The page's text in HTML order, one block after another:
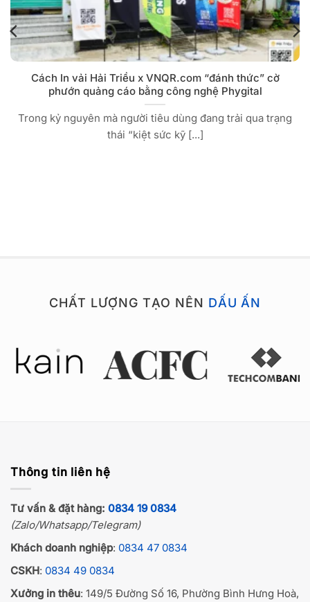
Cách In vải Hải Triều x VNQR.com “đánh thức” cờ
phướn quảng cáo bằng công nghệ Phygital
Trong kỷ nguyên mà người tiêu dùng đang trải qua trạng
thái “kiệt sức kỹ [...]
CHẤT LƯỢNG TẠO NÊN DẤU ẤN
Thông tin liên hệ
Tư vấn & đặt hàng: 0834 19 0834
(Zalo/Whatsapp/Telegram)
Khách doanh nghiệp: 0834 47 0834
CSKH: 0834 49 0834
Xưởng in thêu: 149/5 Đường Số 16, Phường Bình Hưng Hoà,